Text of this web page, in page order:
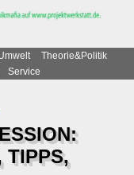
Theorie&Politik
Service
TIPPS,